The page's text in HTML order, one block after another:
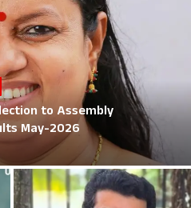
to Assembly
May-2026